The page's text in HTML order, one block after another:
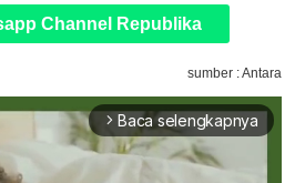
Channel Republika
sumber : Antara
arrow_forward_ios Baca selengkapnya